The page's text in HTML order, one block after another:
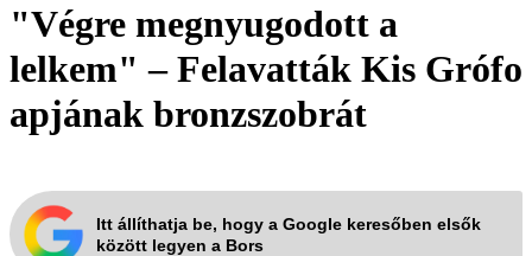
"Végre megnyugodott a
lelkem" – Felavatták Kis Grófo
apjának bronzszobrát
Itt állíthatja be, hogy a Google keresőben elsők
között legyen a Bors